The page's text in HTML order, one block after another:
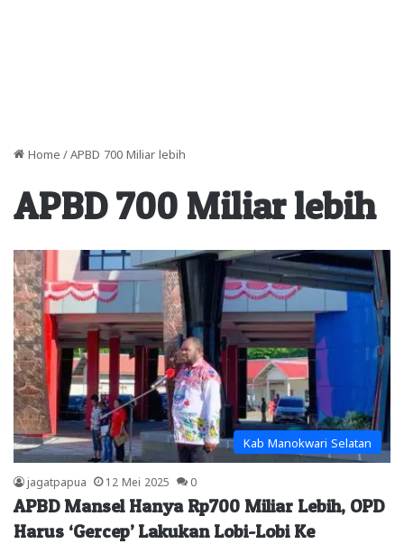
Home / APBD 700 Miliar lebih
APBD 700 Miliar lebih
Kab Manokwari Selatan
jagatpapua 12 Mei 2025 0
APBD Mansel Hanya Rp700 Miliar Lebih, OPD
Harus ‘Gercep’ Lakukan Lobi-Lobi Ke